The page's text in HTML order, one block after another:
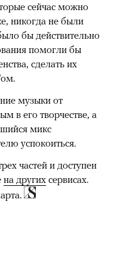
сейчас можно
никогда не были
бы действительно
помогли бы
сделать их
музыки от
в его творчестве, а
микс
успокоиться.
частей и доступен
на других сервисах.